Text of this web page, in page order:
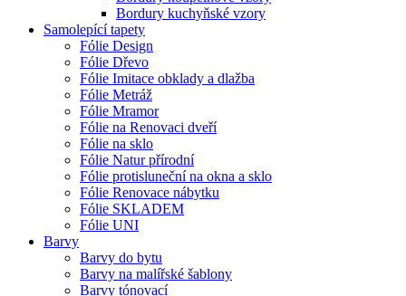
Bordury kuchyňské vzory
Samolepící tapety
Fólie Design
Fólie Dřevo
Fólie Imitace obklady a dlažba
Fólie Metráž
Fólie Mramor
Fólie na Renovaci dveří
Fólie na sklo
Fólie Natur přírodní
Fólie protisluneční na okna a sklo
Fólie Renovace nábytku
Fólie SKLADEM
Fólie UNI
Barvy
Barvy do bytu
Barvy na malířské šablony
Barvy tónovací